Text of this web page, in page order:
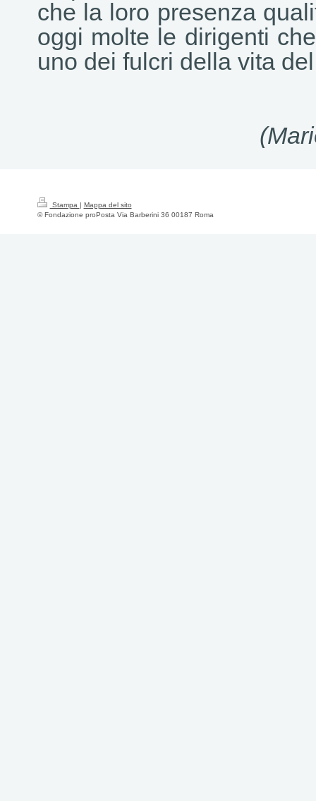
che la loro presenza
oggi molte le dirigenti
uno dei fulcri della vita
(Mario
Stampa
Mappa del sito
© Fondazione proPosta Via Barberini 36 00187 Roma